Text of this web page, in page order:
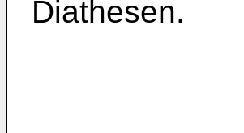
Diathesen.